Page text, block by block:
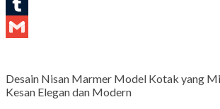
LinkedIn
Tumblr
Desain Nisan Marmer Model Kotak yang
Kesan Elegan dan Modern